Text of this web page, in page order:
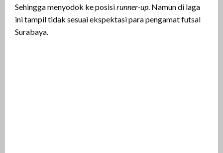
Sehingga menyodok ke posisirunner-up. Namun di laga
ini tampil tidak sesuai ekspektasi para pengamat futsal
Surabaya.